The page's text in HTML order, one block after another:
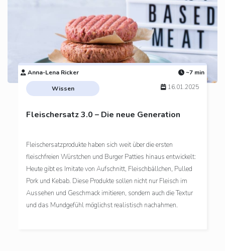
Anna-Lena Ricker
~7 min
Wissen
16.01.2025
Fleischersatz 3.0 – Die neue Generation
Fleischersatzprodukte haben sich weit über die ersten
fleischfreien Würstchen und Burger Patties hinaus entwickelt:
Heute gibt es Imitate von Aufschnitt, Fleischbällchen, Pulled
Pork und Kebab. Diese Produkte sollen nicht nur Fleisch im
Aussehen und Geschmack imitieren, sondern auch die Textur
und das Mundgefühl möglichst realistisch nachahmen.